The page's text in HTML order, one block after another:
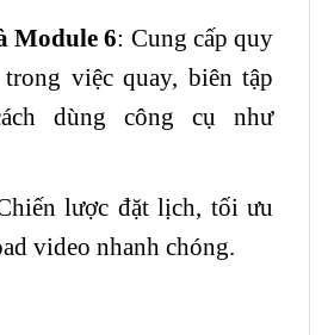
Module 6: Cung cấp quy
việc quay, biên tập
dùng công cụ như
lược đặt lịch, tối ưu
video nhanh chóng.